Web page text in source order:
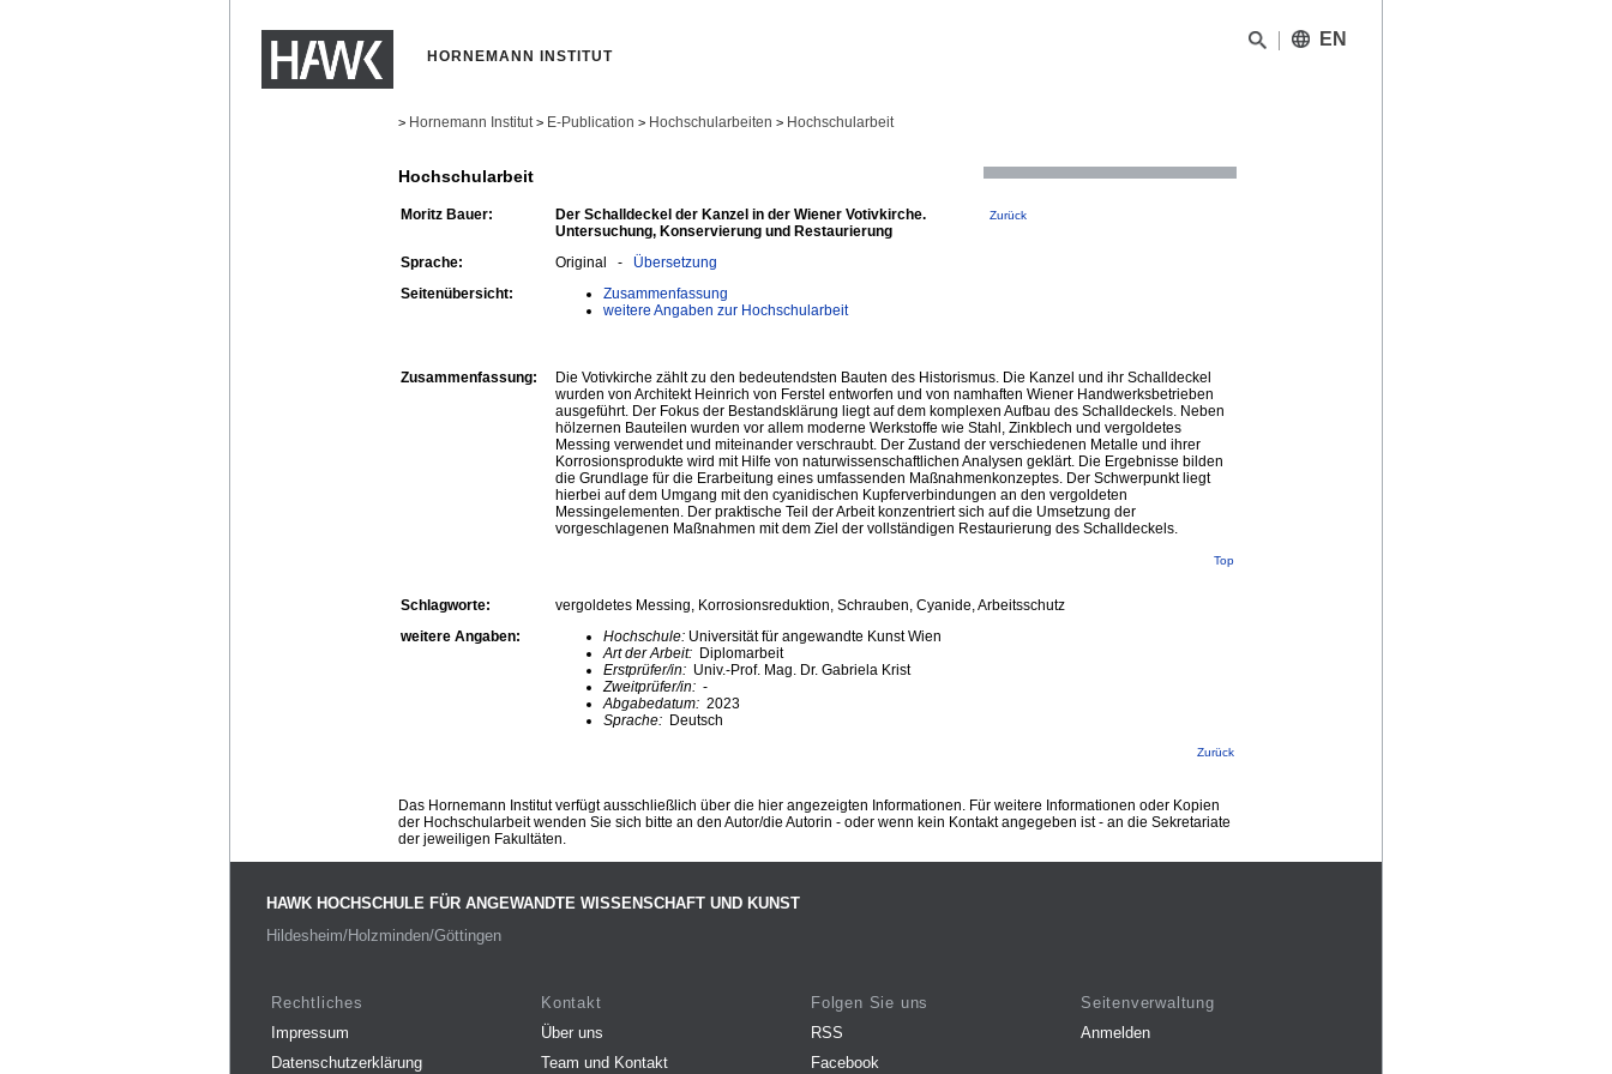
HORNEMANN INSTITUT
EN
> Hornemann Institut > E-Publication > Hochschularbeiten > Hochschularbeit
Hochschularbeit
Moritz Bauer:
Der Schalldeckel der Kanzel in der Wiener Votivkirche.
Untersuchung, Konservierung und Restaurierung
Zurück
Sprache: Original - Übersetzung
Seitenübersicht:
Zusammenfassung
weitere Angaben zur Hochschularbeit
Zusammenfassung:
Die Votivkirche zählt zu den bedeutendsten Bauten des Historismus. Die Kanzel und ihr Schalldeckel
wurden von Architekt Heinrich von Ferstel entworfen und von namhaften Wiener Handwerksbetrieben
ausgeführt. Der Fokus der Bestandsklärung liegt auf dem komplexen Aufbau des Schalldeckels. Neben
hölzernen Bauteilen wurden vor allem moderne Werkstoffe wie Stahl, Zinkblech und vergoldetes
Messing verwendet und miteinander verschraubt. Der Zustand der verschiedenen Metalle und ihrer
Korrosionsprodukte wird mit Hilfe von naturwissenschaftlichen Analysen geklärt. Die Ergebnisse bilden
die Grundlage für die Erarbeitung eines umfassenden Maßnahmenkonzeptes. Der Schwerpunkt liegt
hierbei auf dem Umgang mit den cyanidischen Kupferverbindungen an den vergoldeten
Messingelementen. Der praktische Teil der Arbeit konzentriert sich auf die Umsetzung der
vorgeschlagenen Maßnahmen mit dem Ziel der vollständigen Restaurierung des Schalldeckels.
Top
Schlagworte:
vergoldetes Messing, Korrosionsreduktion, Schrauben, Cyanide, Arbeitsschutz
weitere Angaben:
Hochschule: Universität für angewandte Kunst Wien
Art der Arbeit: Diplomarbeit
Erstprüfer/in: Univ.-Prof. Mag. Dr. Gabriela Krist
Zweitprüfer/in: -
Abgabedatum: 2023
Sprache: Deutsch
Zurück
Das Hornemann Institut verfügt ausschließlich über die hier angezeigten Informationen. Für weitere Informationen oder Kopien
der Hochschularbeit wenden Sie sich bitte an den Autor/die Autorin - oder wenn kein Kontakt angegeben ist - an die Sekretariate
der jeweiligen Fakultäten.
HAWK HOCHSCHULE FÜR ANGEWANDTE WISSENSCHAFT UND KUNST
Hildesheim/Holzminden/Göttingen
Rechtliches
Impressum
Datenschutzerklärung
Kontakt
Über uns
Team und Kontakt
Folgen Sie uns
RSS
Facebook
Seitenverwaltung
Anmelden